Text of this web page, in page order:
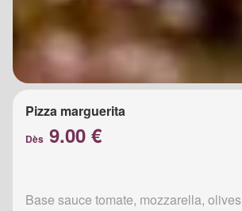
Pizza marguerita
Dès 9.00 €
Base sauce tomate, mozzarella, olives